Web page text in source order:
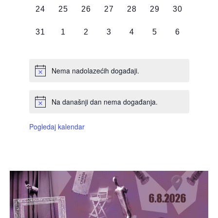
0
24
0
25
0
26
0
27
0
28
0
29
0
30
0
31
0
1
0
2
0
3
0
4
0
5
0
6
Nema nadolazećih događaji.
Na današnji dan nema događanja.
Pogledaj kalendar